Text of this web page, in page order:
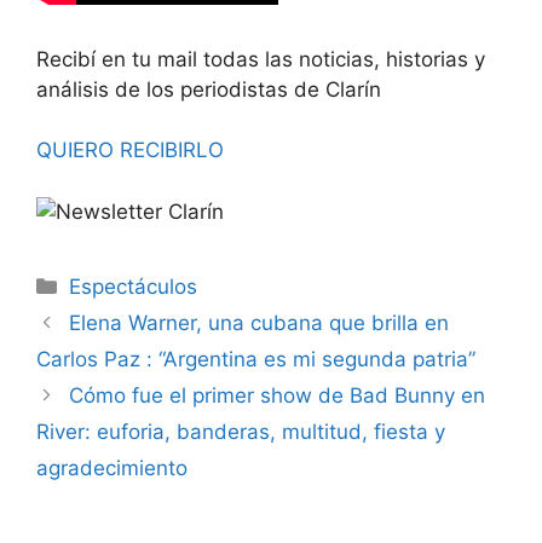
Recibí en tu mail todas las noticias, historias y
análisis de los periodistas de Clarín
QUIERO RECIBIRLO
Espectáculos
Elena Warner, una cubana que brilla en
Carlos Paz : “Argentina es mi segunda patria”
Cómo fue el primer show de Bad Bunny en
River: euforia, banderas, multitud, fiesta y
agradecimiento